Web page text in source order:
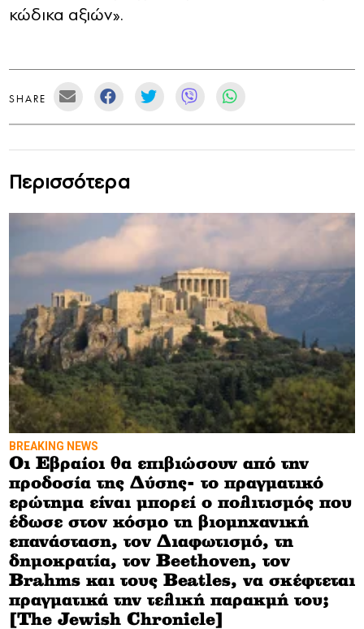
κώδικα αξιών».
SHARE
Περισσότερα
BREAKING NEWS
Οι Εβραίοι θα επιβιώσουν από την
προδοσία της Δύσης- το πραγματικό
ερώτημα είναι μπορεί ο πολιτισμός που
έδωσε στον κόσμο τη βιομηχανική
επανάσταση, τον Διαφωτισμό, τη
δημοκρατία, τον Beethoven, τον
Brahms και τους Beatles, να σκέφτεται
πραγματικά την τελική παρακμή του;
[The Jewish Chronicle]